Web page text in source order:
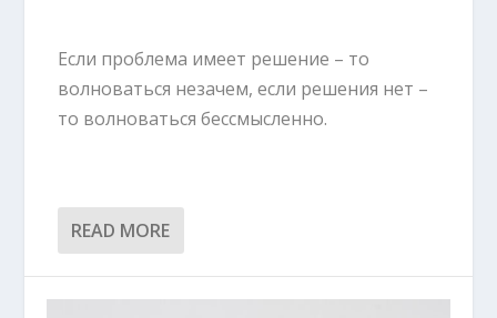
Если проблема имеет решение – то
волноваться незачем, если решения нет –
то волноваться бессмысленно.
READ MORE